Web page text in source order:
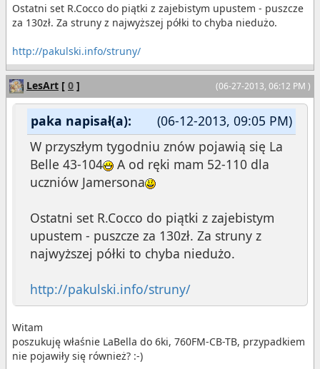
Ostatni set R.Cocco do piątki z zajebistym upustem - puszcze
za 130zł. Za struny z najwyższej półki to chyba niedużo.
http://pakulski.info/struny/
(06-27-2013, 06:12 PM )
LesArt [ 0 ]
(06-12-2013, 09:05 PM)
paka napisał(a):
W przyszłym tygodniu znów pojawią się La
Belle 43-104
A od ręki mam 52-110 dla
uczniów Jamersona
Ostatni set R.Cocco do piątki z zajebistym
upustem - puszcze za 130zł. Za struny z
najwyższej półki to chyba niedużo.
http://pakulski.info/struny/
Witam
poszukuję właśnie LaBella do 6ki, 760FM-CB-TB, przypadkiem
nie pojawiły się również? :-)